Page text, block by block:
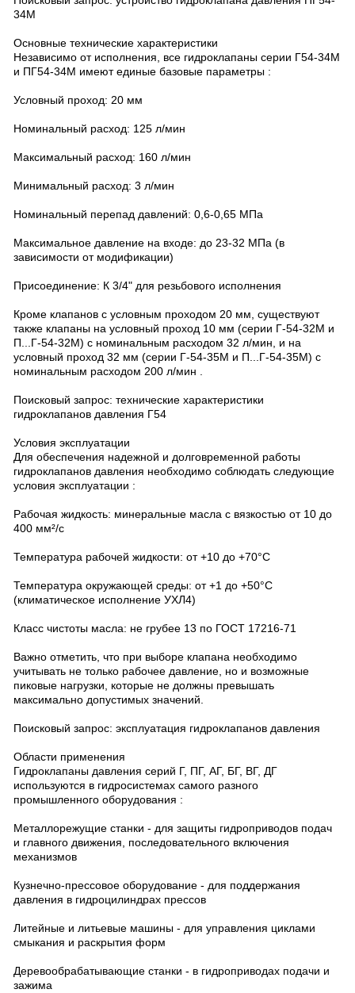
34М
Основные технические характеристики
Независимо от исполнения, все гидроклапаны серии Г54-34М
и ПГ54-34М имеют единые базовые параметры :
Условный проход: 20 мм
Номинальный расход: 125 л/мин
Максимальный расход: 160 л/мин
Минимальный расход: 3 л/мин
Номинальный перепад давлений: 0,6-0,65 МПа
Максимальное давление на входе: до 23-32 МПа (в
зависимости от модификации)
Присоединение: К 3/4" для резьбового исполнения
Кроме клапанов с условным проходом 20 мм, существуют
также клапаны на условный проход 10 мм (серии Г-54-32М и
П...Г-54-32М) с номинальным расходом 32 л/мин, и на
условный проход 32 мм (серии Г-54-35М и П...Г-54-35М) с
номинальным расходом 200 л/мин .
Поисковый запрос: технические характеристики
гидроклапанов давления Г54
Условия эксплуатации
Для обеспечения надежной и долговременной работы
гидроклапанов давления необходимо соблюдать следующие
условия эксплуатации :
Рабочая жидкость: минеральные масла с вязкостью от 10 до
400 мм²/с
Температура рабочей жидкости: от +10 до +70°C
Температура окружающей среды: от +1 до +50°C
(климатическое исполнение УХЛ4)
Класс чистоты масла: не грубее 13 по ГОСТ 17216-71
Важно отметить, что при выборе клапана необходимо
учитывать не только рабочее давление, но и возможные
пиковые нагрузки, которые не должны превышать
максимально допустимых значений.
Поисковый запрос: эксплуатация гидроклапанов давления
Области применения
Гидроклапаны давления серий Г, ПГ, АГ, БГ, ВГ, ДГ
используются в гидросистемах самого разного
промышленного оборудования :
Металлорежущие станки - для защиты гидроприводов подач
и главного движения, последовательного включения
механизмов
Кузнечно-прессовое оборудование - для поддержания
давления в гидроцилиндрах прессов
Литейные и литьевые машины - для управления циклами
смыкания и раскрытия форм
Деревообрабатывающие станки - в гидроприводах подачи и
зажима